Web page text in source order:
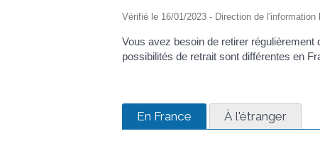
Vérifié le 16/01/2023 - Direction de
Vous avez besoin de retirer
possibilités de retrait sont différentes en
En France À l'étranger